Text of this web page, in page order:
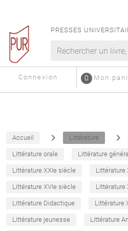
PRESSES
Connexion Mon
0
Accueil navigate_next Littérature navigate_next
Littérature orale Littérature
Littérature XXIe siècle Littérature
Littérature XVIe siècle Littérature
Littérature Didactique Littérature
Littérature jeunesse Littérature